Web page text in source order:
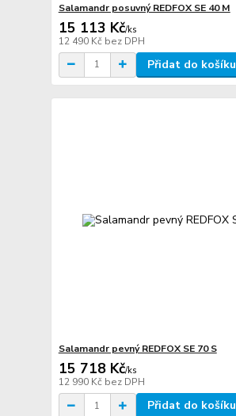
Salamandr posuvný REDFOX SE 40 M
15 113 Kč/ks
12 490 Kč bez DPH
Přidat do košíku
Salamandr pevný REDFOX SE 70 S
15 718 Kč/ks
12 990 Kč bez DPH
Přidat do košíku